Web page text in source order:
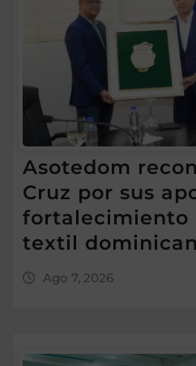
Asotedom
Cruz por sus
fortalecimiento
textil
Ago 7, 2026